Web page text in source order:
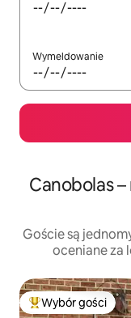
Wymeldowanie
Canobolas
Goście są
oceniane za
Najpopularniejsze
Wybór gości